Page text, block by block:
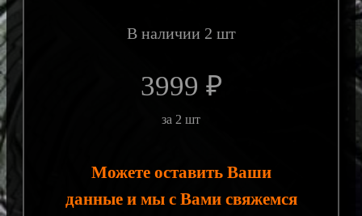
В наличии 2 шт
3999 ₽
за 2 шт
Можете оставить Ваши
данные и мы с Вами свяжемся